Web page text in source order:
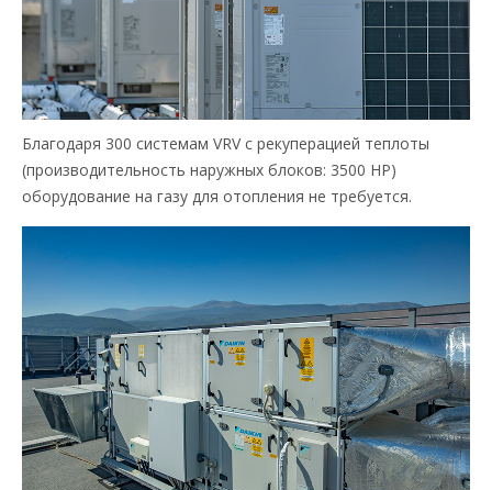
Благодаря 300 системам VRV с рекуперацией теплоты
(производительность наружных блоков: 3500 HP)
оборудование на газу для отопления не требуется.